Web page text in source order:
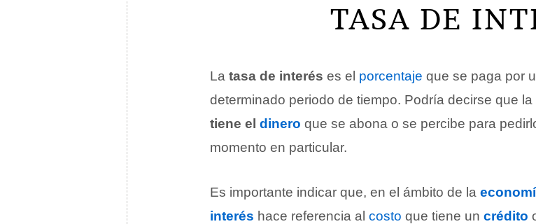
TASA DE
La tasa de interés es el porcentaje que se paga por
determinado periodo de tiempo. Podría decirse que la
tiene el dinero que se abona o se percibe para
momento en particular.
Es importante indicar que, en el ámbito de la
interés hace referencia al costo que tiene un crédito